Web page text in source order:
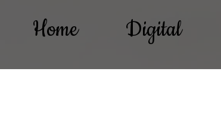
Home Digital